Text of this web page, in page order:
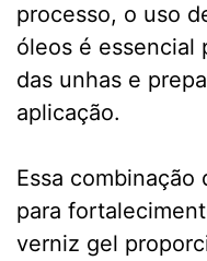
processo, o uso
óleos é essencial
das unhas e
aplicação.
Essa combinação
para
verniz gel